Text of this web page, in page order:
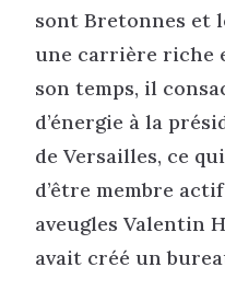
sont Bretonnes et
une carrière riche
son temps, il
d’énergie à la
de Versailles, ce
d’être membre
aveugles Valentin
avait créé un